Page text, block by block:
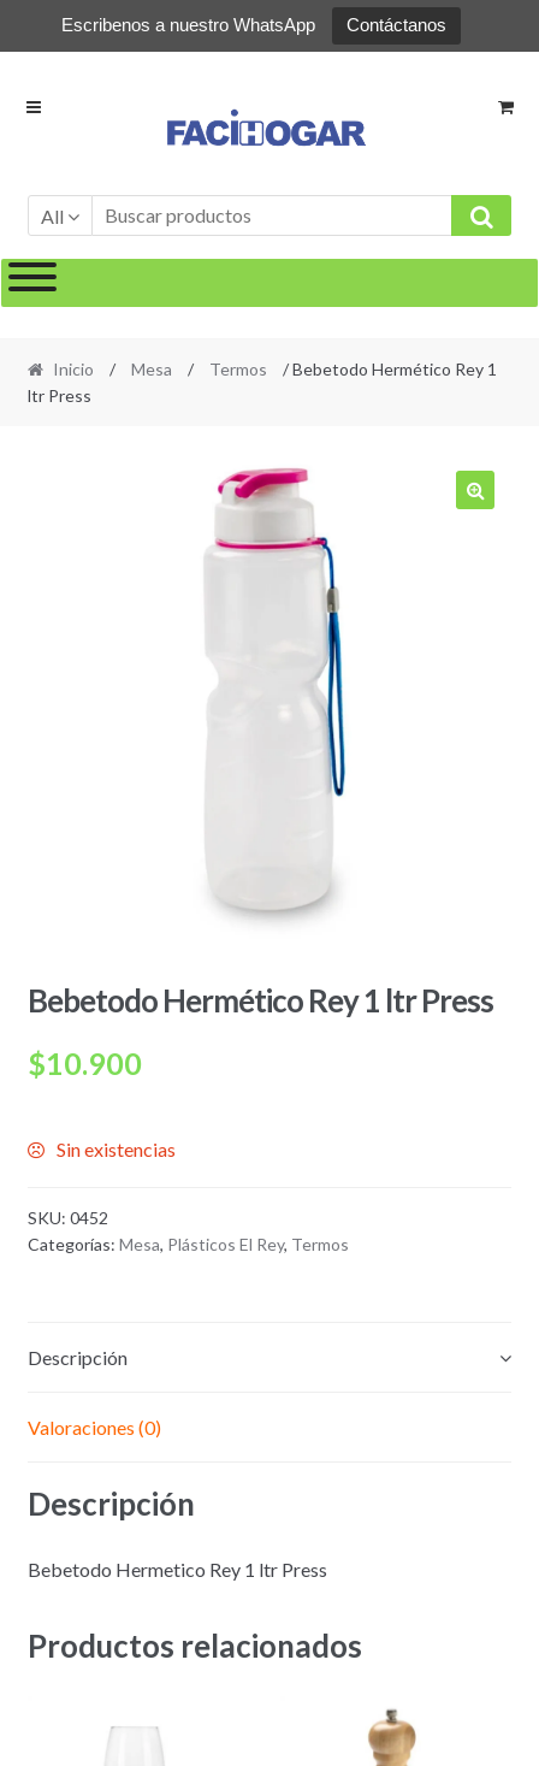
Escribenos a nuestro WhatsApp Contáctanos
Ir
Ir
All
Inicio / Mesa / Termos
/ Bebetodo Hermético Rey 1
ltr Press
Bebetodo Hermético Rey 1 ltr Press
$10.900
Sin existencias
SKU: 0452
Categorías: Mesa, Plásticos El Rey, Termos
Descripción
Valoraciones (0)
Descripción
Bebetodo Hermetico Rey 1 ltr Press
Productos relacionados